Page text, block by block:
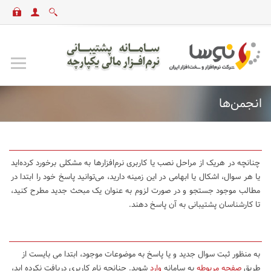
انجمن‌ها
چنانچه در هریک از مراحل نصب یا کاربری نرم‌افزارها به مشکلی برخورد کرده‌اید
یا هر سوال، اشکال یا ابهامی در این زمینه دارید، می‌توانید پاسخ خود را ابتدا در
مطالب موجود جستجو و در صورت لزوم به عنوان یک مبحث جدید مطرح کنید،
تا کارشناسان پشتیبانی به آن پاسخ دهند.
به منظور ثبت سوال جدید و یا پاسخ به موضوعات موجود، ابتدا می بایست از